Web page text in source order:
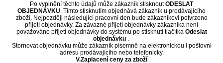
Po vyplnění těchto údajů může zákazník stisknoutODESLAT
OBJEDNÁVKU. Tímto stisknutím objednává zákazník u prodávajícího
zboží. Nejpozději následující pracovní den bude zákazníkovi potvrzeno
přijetí objednávky. Za závazné přijetí objednávky zákazníka není
považováno přijetí objednávky do systému po stisknutí tlačítka Odeslat
objednávku.
Stornovat objednávku může zákazník písemně na elektronickou i poštovní
adresu prodávajícího nebo telefonicky.
V.Zaplacení ceny za zboží